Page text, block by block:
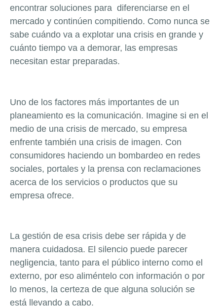
encontrar soluciones para diferenciarse en el
mercado y continúen compitiendo. Como nunca se
sabe cuándo va a explotar una crisis en grande y
cuánto tiempo va a demorar, las empresas
necesitan estar preparadas.
Uno de los factores más importantes de un
planeamiento es la comunicación. Imagine si en el
medio de una crisis de mercado, su empresa
enfrente también una crisis de imagen. Con
consumidores haciendo un bombardeo en redes
sociales, portales y la prensa con reclamaciones
acerca de los servicios o productos que su
empresa ofrece.
La gestión de esa crisis debe ser rápida y de
manera cuidadosa. El silencio puede parecer
negligencia, tanto para el público interno como el
externo, por eso aliméntelo con información o por
lo menos, la certeza de que alguna solución se
está llevando a cabo.